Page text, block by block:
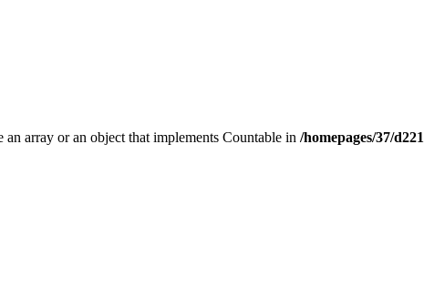
an array or an object that implements Countable in /homepages/37/